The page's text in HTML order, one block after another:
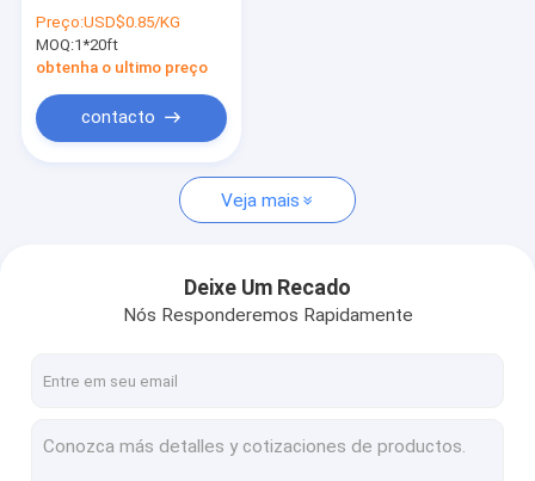
Radares de fiscalização aérea que submetem o sistema
resistente
certificada do metal
Preço:USD$0.85/KG
MOQ:1*20ft
obtenha o ultimo preço
contacto
Veja mais
Deixe Um Recado
Nós Responderemos Rapidamente